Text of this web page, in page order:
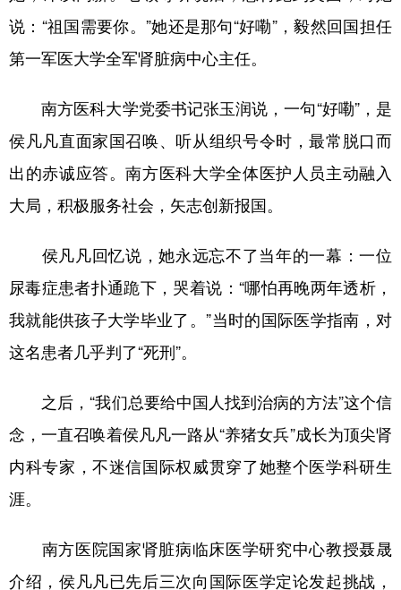
说：“祖国需要你。”她还是那句“好嘞”，毅然回国担任
第一军医大学全军肾脏病中心主任。
南方医科大学党委书记张玉润说，一句“好嘞”，是
侯凡凡直面家国召唤、听从组织号令时，最常脱口而
出的赤诚应答。南方医科大学全体医护人员主动融入
大局，积极服务社会，矢志创新报国。
侯凡凡回忆说，她永远忘不了当年的一幕：一位
尿毒症患者扑通跪下，哭着说：“哪怕再晚两年透析，
我就能供孩子大学毕业了。”当时的国际医学指南，对
这名患者几乎判了“死刑”。
之后，“我们总要给中国人找到治病的方法”这个信
念，一直召唤着侯凡凡一路从“养猪女兵”成长为顶尖肾
内科专家，不迷信国际权威贯穿了她整个医学科研生
涯。
南方医院国家肾脏病临床医学研究中心教授聂晟
介绍，侯凡凡已先后三次向国际医学定论发起挑战，